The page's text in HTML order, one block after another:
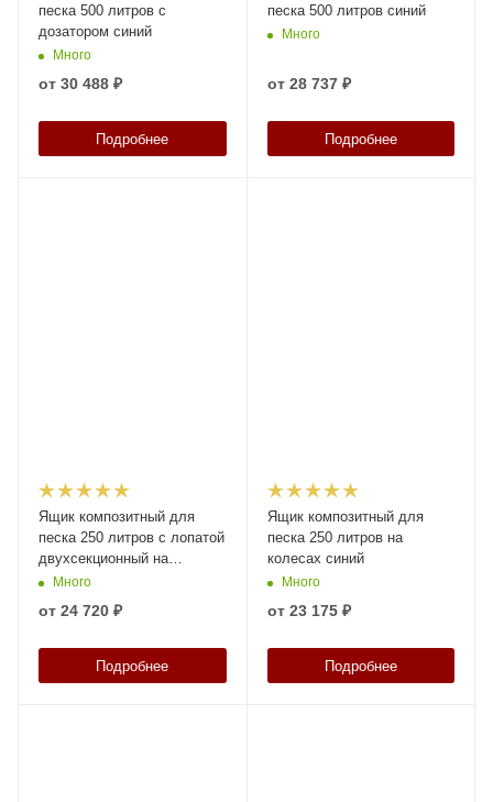
песка 500 литров с
дозатором синий
Много
от 30 488 ₽
Подробнее
песка 500 литров синий
Много
от 28 737 ₽
Подробнее
Ящик композитный для
песка 250 литров с лопатой
двухсекционный на
колесах синий
Много
от 24 720 ₽
Подробнее
Ящик композитный для
песка 250 литров на
колесах синий
Много
от 23 175 ₽
Подробнее